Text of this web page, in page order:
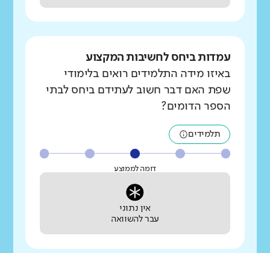
עמדות ביחס לחשיבות המקצוע
באיזו מידה התלמידים רואים בלימודי
שפת האם דבר חשוב לעתידם ביחס לבתי
הספר הדומים?
תלמידים
דומה לממוצע
אין נתוני
עבר להשוואה